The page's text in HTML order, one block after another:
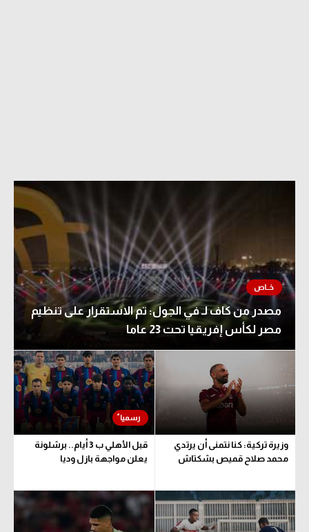
مصدر من كاف لـ في الجول: تم الاستقرار على تنظيم
مصر لكأس إفريقيا تحت 23 عاما
وزيرة تركية: كنا نتمنى أن يرتدي
محمد صلاح قميص بشكتاش
قبل الأهلي ب 3 أيام.. برشلونة
يعلن مواجهة بازل وديا